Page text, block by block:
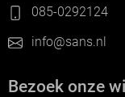
085-0292124
info@sans.nl
Bezoek onze